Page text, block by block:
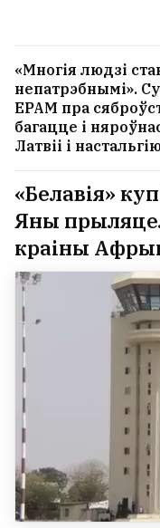
«Многія людзі
непатрэбнымі».
EPAM пра
багацце і
Латвіі і
«Белавія»
Яны
краіны